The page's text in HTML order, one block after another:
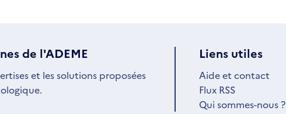
de l'ADEME
et les solutions proposées
Liens utiles
Aide et contact
Flux RSS
Qui sommes-nous ?